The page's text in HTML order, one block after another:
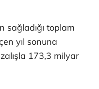
sağladığı toplam
yıl sonuna
173,3 milyar